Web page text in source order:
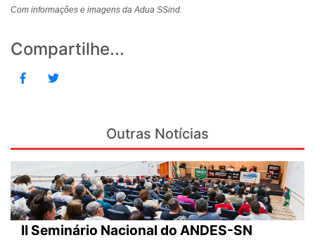
Com informações e imagens da Adua SSind.
Compartilhe...
Outras Notícias
II Seminário Nacional do ANDES-SN